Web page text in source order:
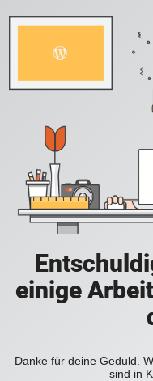
einige
Danke für deine Geduld.
sind in